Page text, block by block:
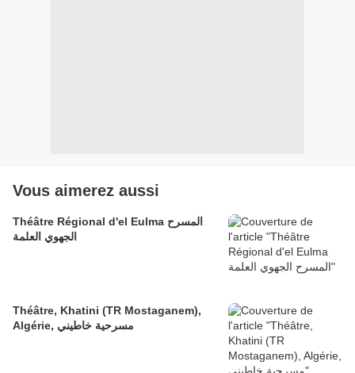
Vous aimerez aussi
Théâtre Régional d'el Eulma المسرح
الجهوي العلمة
Théâtre, Khatini (TR Mostaganem),
Algérie, مسرحية خاطيني